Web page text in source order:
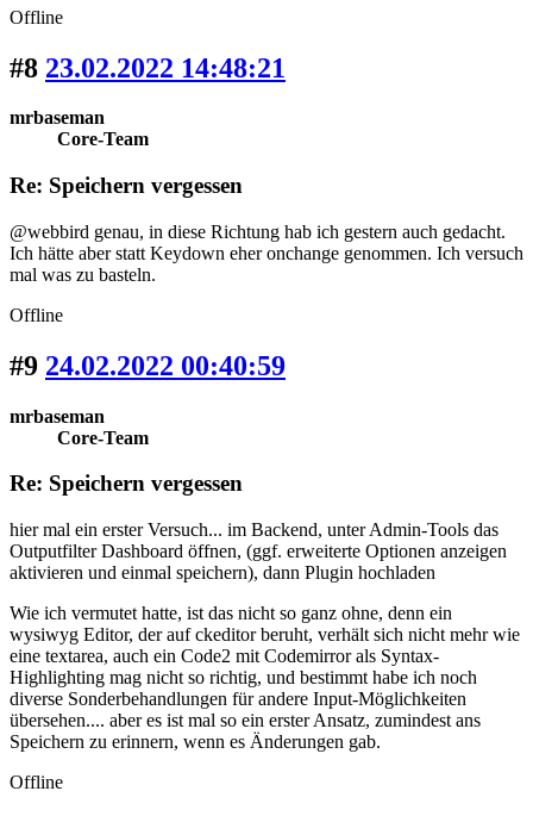
Offline
#8 23.02.2022 14:48:21
mrbaseman
Core-Team
Re: Speichern vergessen
@webbird genau, in diese Richtung hab ich gestern auch gedacht.
Ich hätte aber statt Keydown eher onchange genommen. Ich versuch
mal was zu basteln.
Offline
#9 24.02.2022 00:40:59
mrbaseman
Core-Team
Re: Speichern vergessen
hier mal ein erster Versuch... im Backend, unter Admin-Tools das
Outputfilter Dashboard öffnen, (ggf. erweiterte Optionen anzeigen
aktivieren und einmal speichern), dann Plugin hochladen
Wie ich vermutet hatte, ist das nicht so ganz ohne, denn ein
wysiwyg Editor, der auf ckeditor beruht, verhält sich nicht mehr wie
eine textarea, auch ein Code2 mit Codemirror als Syntax-
Highlighting mag nicht so richtig, und bestimmt habe ich noch
diverse Sonderbehandlungen für andere Input-Möglichkeiten
übersehen.... aber es ist mal so ein erster Ansatz, zumindest ans
Speichern zu erinnern, wenn es Änderungen gab.
Offline